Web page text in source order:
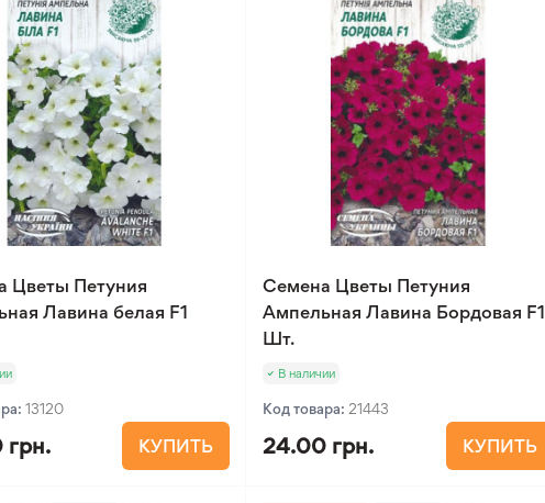
Цветы Петуния
Лавина белая F1
13120
КУПИТЬ
Семена Цветы Петуния
Ампельная Лавина Бордовая F1
Шт.
В наличии
Код товара: 21443
24.00 грн. КУПИТЬ